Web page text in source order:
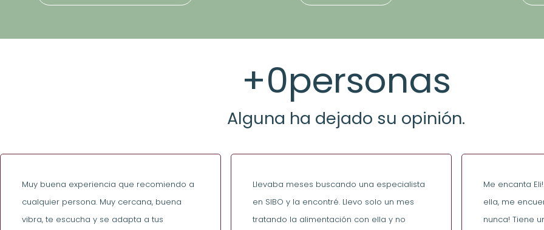
Alguna ha dejado su opinión.
+0personas
Muy buena experiencia que recomiendo a
cualquier persona. Muy cercana, buena
vibra, te escucha y se adapta a tus
Llevaba meses buscando una especialista
en SIBO y la encontré. Llevo solo un mes
tratando la alimentación con ella y no
Me encanta
ella, me
nunca! Tiene